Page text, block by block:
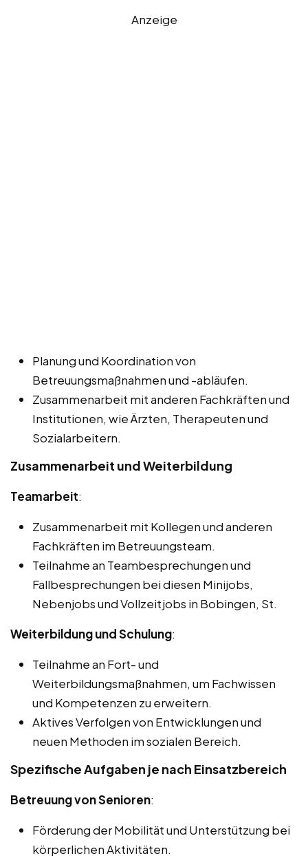
Anzeige
Planung und Koordination von
Betreuungsmaßnahmen und -abläufen.
Zusammenarbeit mit anderen Fachkräften und
Institutionen, wie Ärzten, Therapeuten und
Sozialarbeitern.
Zusammenarbeit und Weiterbildung
Teamarbeit:
Zusammenarbeit mit Kollegen und anderen
Fachkräften im Betreuungsteam.
Teilnahme an Teambesprechungen und
Fallbesprechungen bei diesen Minijobs,
Nebenjobs und Vollzeitjobs in Bobingen, St.
Weiterbildung und Schulung:
Teilnahme an Fort- und
Weiterbildungsmaßnahmen, um Fachwissen
und Kompetenzen zu erweitern.
Aktives Verfolgen von Entwicklungen und
neuen Methoden im sozialen Bereich.
Spezifische Aufgaben je nach Einsatzbereich
Betreuung von Senioren:
Förderung der Mobilität und Unterstützung bei
körperlichen Aktivitäten.